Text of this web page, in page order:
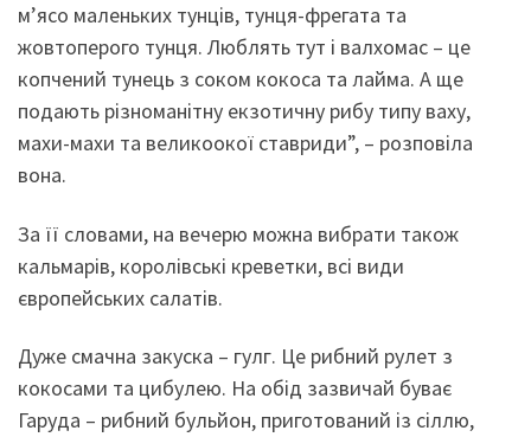
м’ясо маленьких тунців, тунця-фрегата та
жовтоперого тунця. Люблять тут і валхомас – це
копчений тунець з соком кокоса та лайма. А ще
подають різноманітну екзотичну рибу типу ваху,
махи-махи та великоокої ставриди”, – розповіла
вона.
За її словами, на вечерю можна вибрати також
кальмарів, королівські креветки, всі види
європейських салатів.
Дуже смачна закуска – гулг. Це рибний рулет з
кокосами та цибулею. На обід зазвичай буває
Гаруда – рибний бульйон, приготований із сіллю,